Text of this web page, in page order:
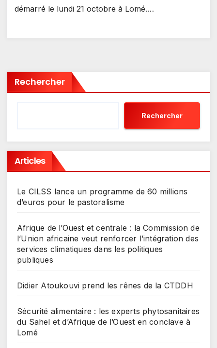
démarré le lundi 21 octobre à Lomé.…
Rechercher
Rechercher
Articles
Le CILSS lance un programme de 60 millions
d’euros pour le pastoralisme
Afrique de l’Ouest et centrale : la Commission de
l’Union africaine veut renforcer l’intégration des
services climatiques dans les politiques
publiques
Didier Atoukouvi prend les rênes de la CTDDH
Sécurité alimentaire : les experts phytosanitaires
du Sahel et d’Afrique de l’Ouest en conclave à
Lomé